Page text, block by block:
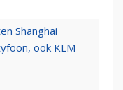
Shanghai
ook KLM